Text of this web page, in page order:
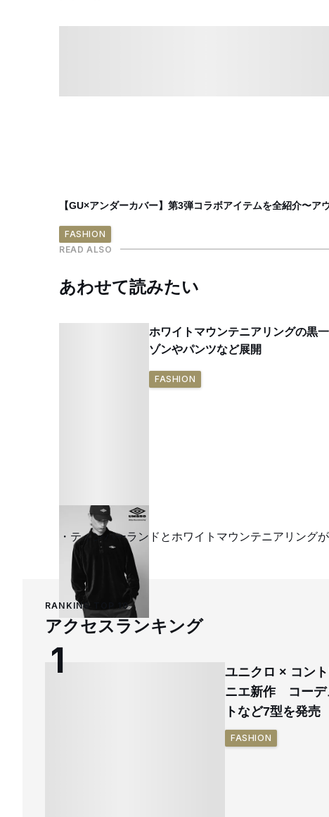
【GU×アンダーカバー】第3弾コラボアイテムを全紹介〜ア
FASHION
READ ALSO
あわせて読みたい
ホワイトマウンテニアリングの黒
ゾンやパンツなど展開
FASHION
ティンバーランドとホワイトマウンテニアリング
RANKING TOP 10
アクセスランキング
ユニクロ × コン
ニエ新作 コーデ
トなど7型を発売
FASHION